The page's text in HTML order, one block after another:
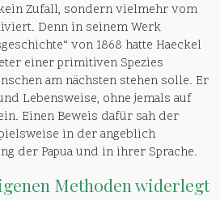
Zufall, sondern vielmehr vom
Denn in seinem Werk
von 1868 hatte Haeckel
einer primitiven Spezies
am nächsten stehen solle. Er
Lebensweise, ohne jemals auf
Einen Beweis dafür sah der
in der angeblich
der Papua und in ihrer Sprache.
Methoden widerlegt